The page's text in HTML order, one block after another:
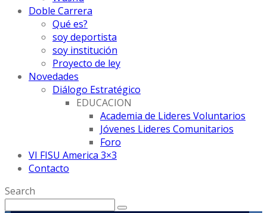
Doble Carrera
Qué es?
soy deportista
soy institución
Proyecto de ley
Novedades
Diálogo Estratégico
EDUCACION
Academia de Lideres Voluntarios
Jóvenes Lideres Comunitarios
Foro
VI FISU America 3×3
Contacto
Search